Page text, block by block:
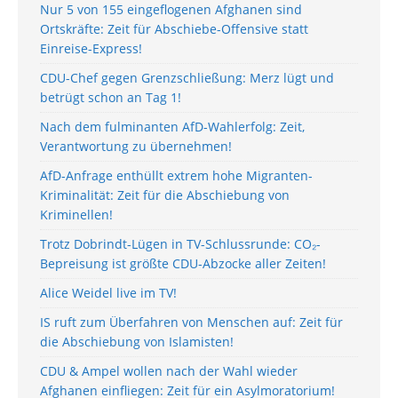
Nur 5 von 155 eingeflogenen Afghanen sind
Ortskräfte: Zeit für Abschiebe-Offensive statt
Einreise-Express!
CDU-Chef gegen Grenzschließung: Merz lügt und
betrügt schon an Tag 1!
Nach dem fulminanten AfD-Wahlerfolg: Zeit,
Verantwortung zu übernehmen!
AfD-Anfrage enthüllt extrem hohe Migranten-
Kriminalität: Zeit für die Abschiebung von
Kriminellen!
Trotz Dobrindt-Lügen in TV-Schlussrunde: CO₂-
Bepreisung ist größte CDU-Abzocke aller Zeiten!
Alice Weidel live im TV!
IS ruft zum Überfahren von Menschen auf: Zeit für
die Abschiebung von Islamisten!
CDU & Ampel wollen nach der Wahl wieder
Afghanen einfliegen: Zeit für ein Asylmoratorium!